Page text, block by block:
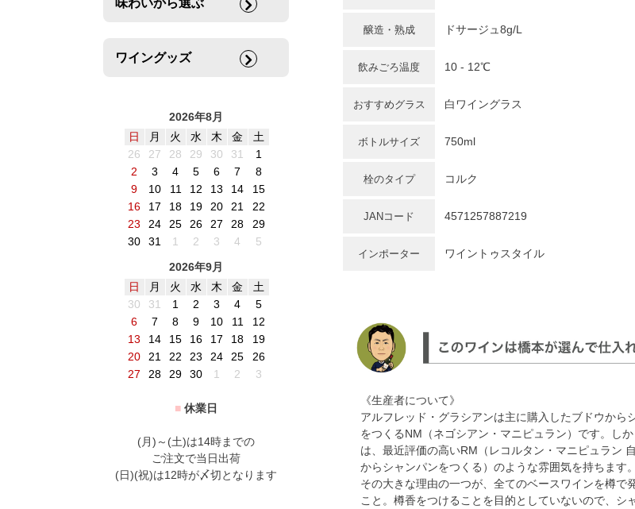
味わいから選ぶ
ワイングッズ
2026年8月
日
月 火 水 木 金
土
26
27 28 29 30 31
1
2
3 4 5 6 7
8
9
10 11 12 13 14
15
16
17 18 19 20 21
22
23
24 25 26 27 28
29
30
31 1 2 3 4
5
2026年9月
日
月 火 水 木 金
土
30
31 1 2 3 4
5
6
7 8 9 10 11
12
13
14 15 16 17 18
19
20
21 22 23 24 25
26
27
28 29 30 1 2 3
■ 休業日
(月)～(土)は14時までの
ご注文で当日出荷
(日)(祝)は12時が〆切となります
醸造・熟成 ドサージュ8g/L
飲みごろ温度 10 - 12℃
おすすめグラス 白ワイングラス
ボトルサイズ 750ml
栓のタイプ コルク
JANコード 4571257887219
インポーター ワイントゥスタイル
《生産者について》
アルフレッド・グラシアンは主に購入したブドウから
をつくるNM（ネゴシアン・マニピュラン）です。し
は、最近評価の高いRM（レコルタン・マニピュラン
からシャンパンをつくる）のような雰囲気を持ちます。
その大きな理由の一つが、全てのベースワインを樽で
こと。樽香をつけることを目的としていないので、シ